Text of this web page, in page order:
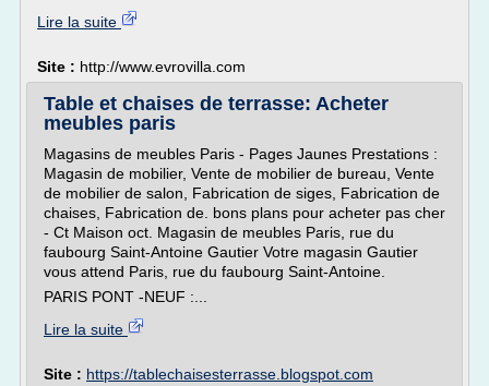
Lire la suite
Site : http://www.evrovilla.com
Table et chaises de terrasse: Acheter
meubles paris
Magasins de meubles Paris - Pages Jaunes Prestations :
Magasin de mobilier, Vente de mobilier de bureau, Vente
de mobilier de salon, Fabrication de siges, Fabrication de
chaises, Fabrication de. bons plans pour acheter pas cher
- Ct Maison oct. Magasin de meubles Paris, rue du
faubourg Saint-Antoine Gautier Votre magasin Gautier
vous attend Paris, rue du faubourg Saint-Antoine.
PARIS PONT -NEUF :...
Lire la suite
Site : https://tablechaisesterrasse.blogspot.com